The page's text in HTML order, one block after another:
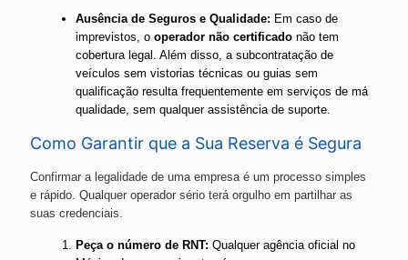
Ausência de Seguros e Qualidade: Em caso de
imprevistos, o operador não certificado não tem
cobertura legal. Além disso, a subcontratação de
veículos sem vistorias técnicas ou guias sem
qualificação resulta frequentemente em serviços de má
qualidade, sem qualquer assistência de suporte.
Como Garantir que a Sua Reserva é Segura
Confirmar a legalidade de uma empresa é um processo simples
e rápido. Qualquer operador sério terá orgulho em partilhar as
suas credenciais.
Peça o número de RNT: Qualquer agência oficial no